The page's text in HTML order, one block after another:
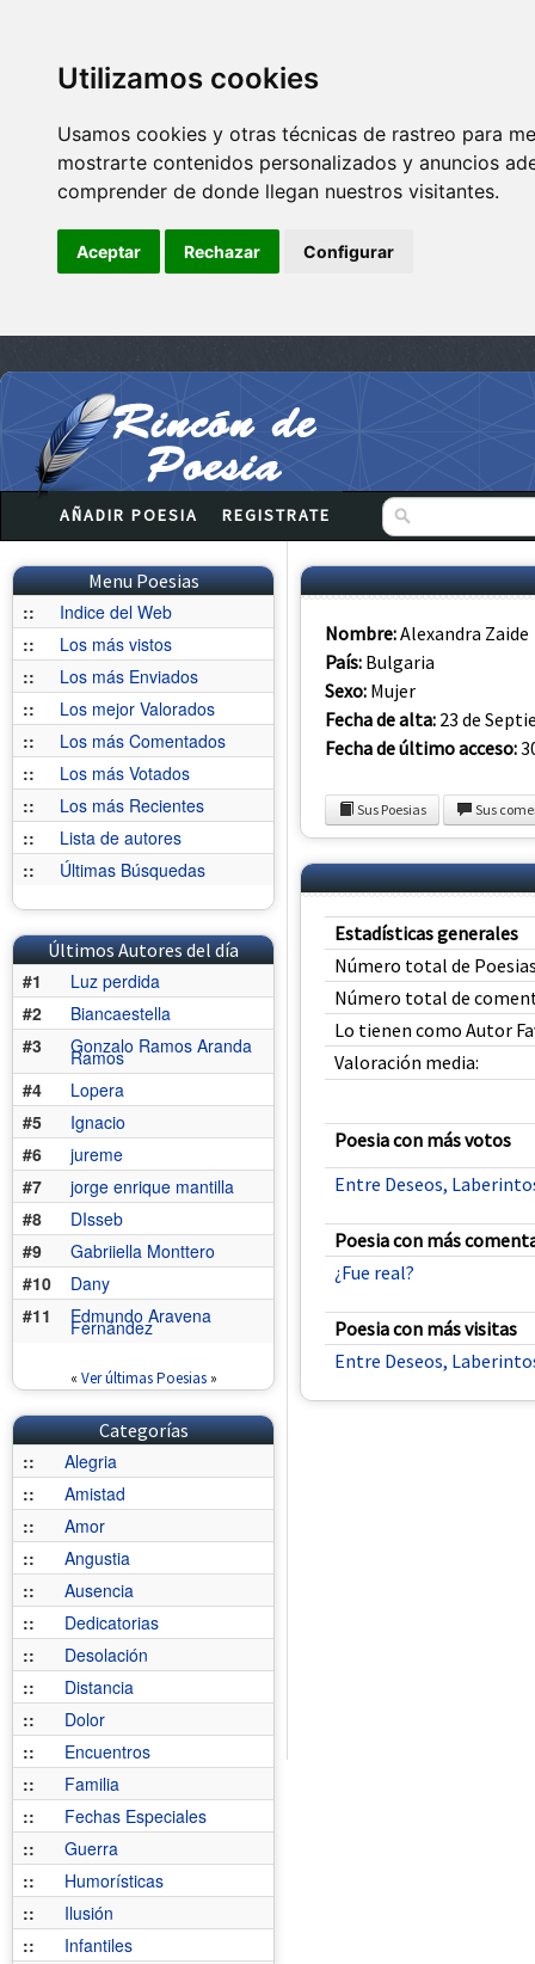
Utilizamos cookies
Usamos cookies y otras técnicas de rastreo para
mostrarte contenidos personalizados y anuncios
comprender de donde llegan nuestros visitantes.
Aceptar Rechazar Configurar
AÑADIR POESIA REGISTRATE
Menu Poesias
::
Indice del Web
::
Los más vistos
::
Los más Enviados
::
Los mejor Valorados
::
Los más Comentados
::
Los más Votados
::
Los más Recientes
::
Lista de autores
::
Últimas Búsquedas
Últimos Autores del día
#1
Luz perdida
#2
Biancaestella
#3
Gonzalo Ramos Aranda
Ramos
#4
Lopera
#5
Ignacio
#6
jureme
#7
jorge enrique mantilla
#8
DIsseb
#9
Gabriiella Monttero
#10
Dany
#11
Edmundo Aravena
Fernández
« Ver últimas Poesias»
Categorías
::
Alegria
::
Amistad
::
Amor
::
Angustia
::
Ausencia
::
Dedicatorias
::
Desolación
::
Distancia
::
Dolor
::
Encuentros
::
Familia
::
Fechas Especiales
::
Guerra
::
Humorísticas
::
Ilusión
::
Infantiles
Nombre:Alexandra Zaide
País: Bulgaria
Sexo: Mujer
Fecha de alta: 23 de
Fecha de último acceso:
Sus Poesias Sus
Estadísticas generales
Número total de
Número total de
Lo tienen como Autor
Valoración media:
Poesia con más votos
Entre Deseos,
Poesia con más
¿Fue real?
Poesia con más visitas
Entre Deseos,